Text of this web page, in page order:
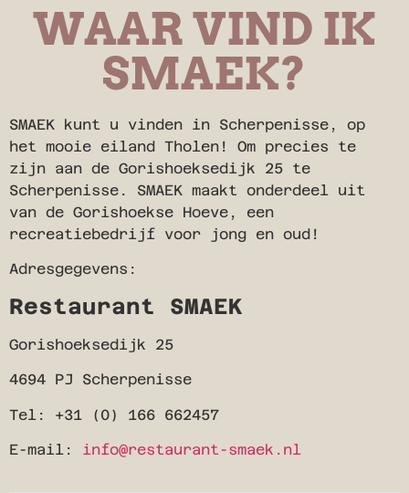
WAAR VIND IK
SMAEK?
SMAEK kunt u vinden in Scherpenisse, op
het mooie eiland Tholen! Om precies te
zijn aan de Gorishoeksedijk 25 te
Scherpenisse. SMAEK maakt onderdeel uit
van de Gorishoekse Hoeve, een
recreatiebedrijf voor jong en oud!
Adresgegevens:
Restaurant SMAEK
Gorishoeksedijk 25
4694 PJ Scherpenisse
Tel: +31 (0) 166 662457
E-mail: info@restaurant-smaek.nl